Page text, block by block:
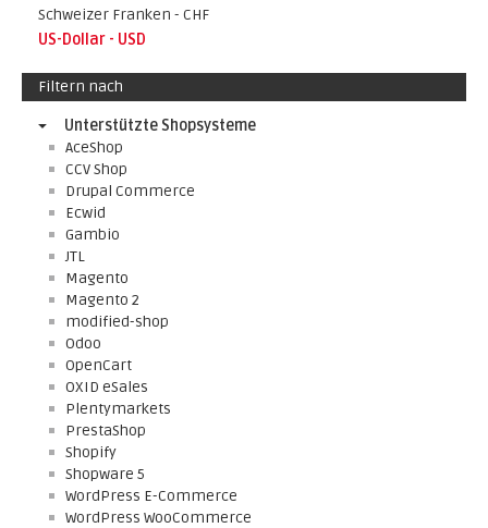
Schweizer Franken - CHF
US-Dollar - USD
Filtern nach
Unterstützte Shopsysteme
AceShop
CCV Shop
Drupal Commerce
Ecwid
Gambio
JTL
Magento
Magento 2
modified-shop
Odoo
OpenCart
OXID eSales
Plentymarkets
PrestaShop
Shopify
Shopware 5
WordPress E-Commerce
WordPress WooCommerce